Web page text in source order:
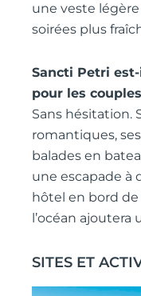
une veste
soirées plus
Sancti Petri
pour les
Sans hésitation.
romantiques,
balades en
une escapade à
hôtel en bord
l’océan
SITES ET